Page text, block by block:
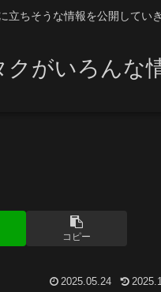
立ちそうな情報を公開していき
がいろんな
コピー
2025.05.24